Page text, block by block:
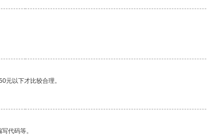
元以下才比较合理。
代码等。